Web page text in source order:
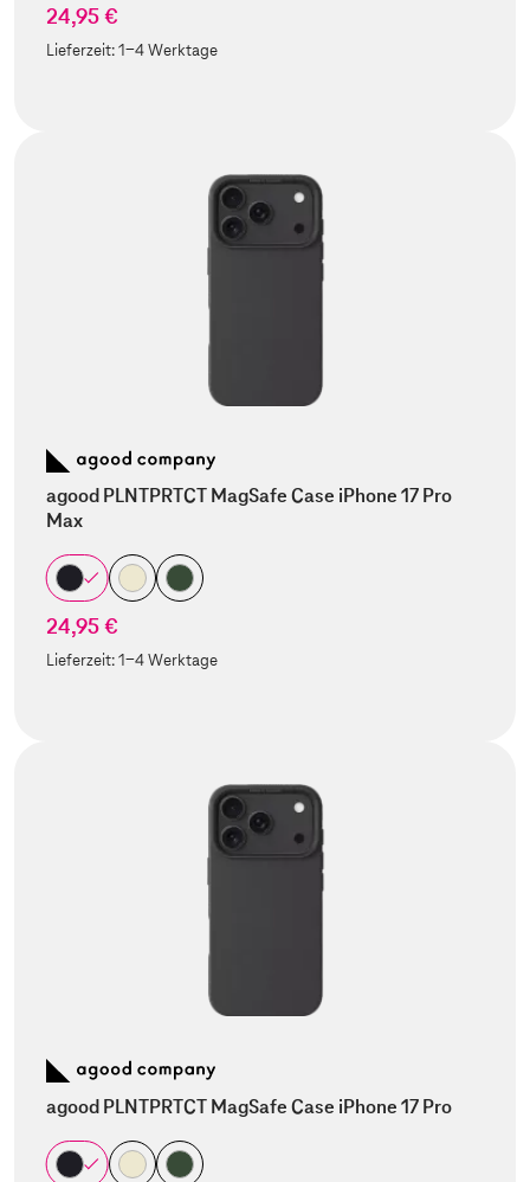
24,95 €
Lieferzeit:1-4 Werktage
agood PLNTPRTCT MagSafe Case iPhone 17 Pro
Max
24,95 €
Lieferzeit:1-4 Werktage
agood PLNTPRTCT MagSafe Case iPhone 17 Pro